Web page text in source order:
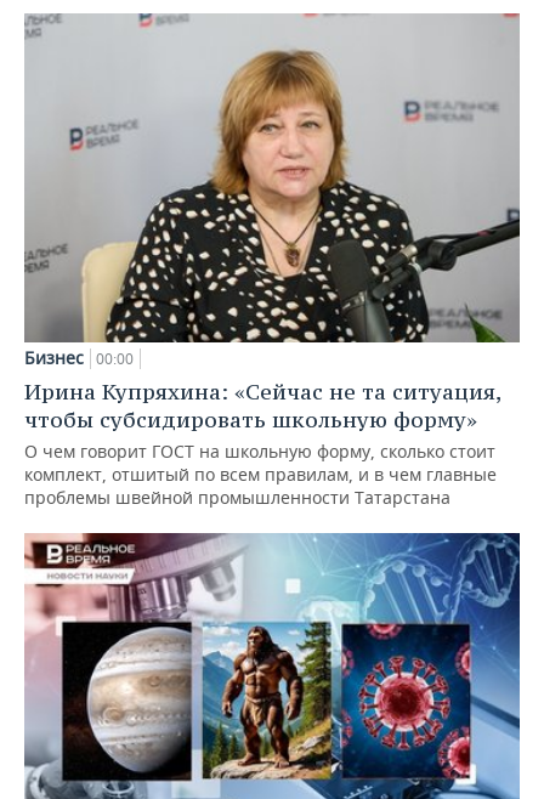
Бизнес 00:00
Ирина Купряхина: «Сейчас не та ситуация,
чтобы субсидировать школьную форму»
О чем говорит ГОСТ на школьную форму, сколько стоит
комплект, отшитый по всем правилам, и в чем главные
проблемы швейной промышленности Татарстана